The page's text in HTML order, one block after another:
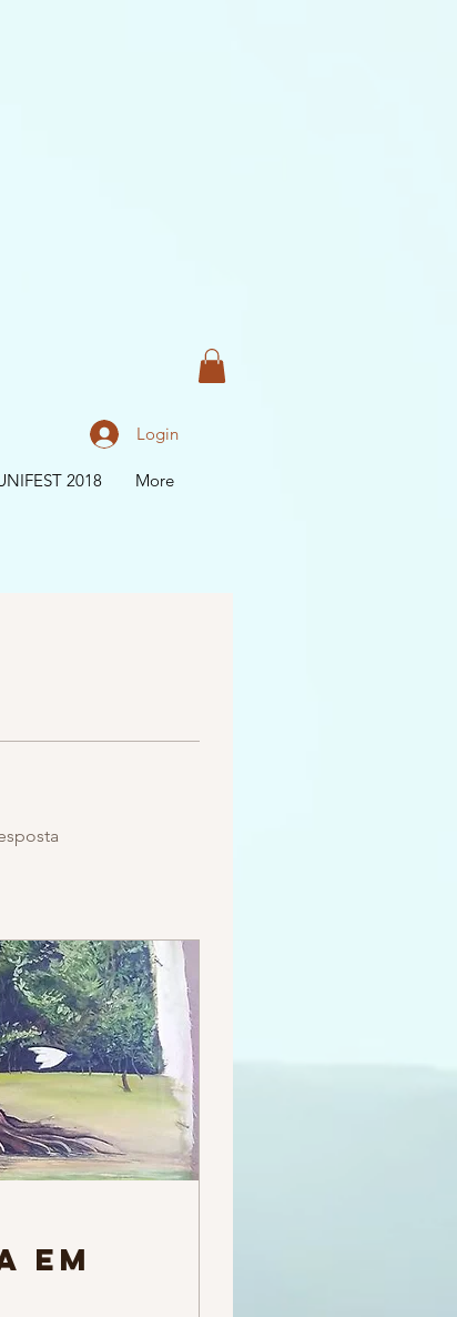
2018 More
Login
em